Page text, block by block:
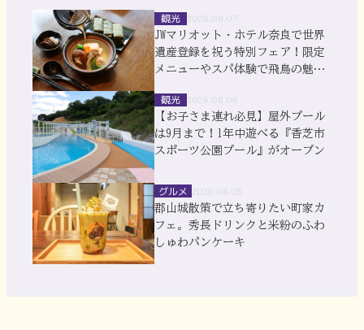
観光
JWマリオット・ホテル奈良で世界
遺産登録を祝う特別フェア！限定
メニューやスパ体験で飛鳥の魅力
観光
【お子さま連れ必見】屋外プール
は9月まで！1年中遊べる『香芝市
スポーツ公園プール』がオープン
グルメ
郡山城散策で立ち寄りたい町家カ
フェ。秀長ドリンクと米粉のふわ
しゅわパンケーキ